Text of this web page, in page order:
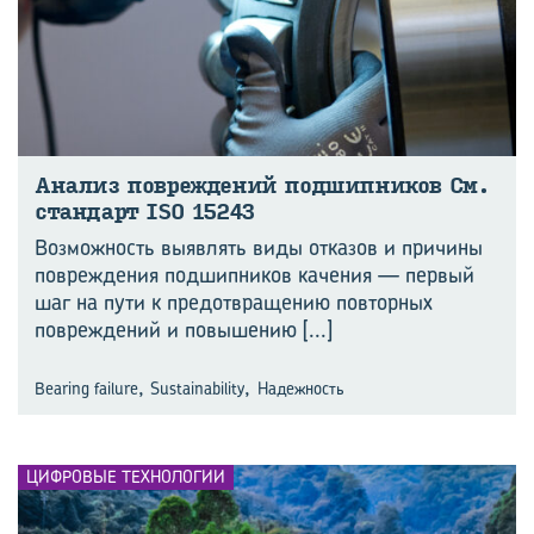
Ана­лиз по­вре­жде­ний под­шип­ни­ков См.
стан­дарт ISO 15243
Возможность выявлять виды отказов и причины
повреждения подшипников качения — первый
шаг на пути к предотвращению повторных
повреждений и повышению [...]
Bearing failure, Sustainability, Надежность
ЦИФРОВЫЕ ТЕХНОЛОГИИ